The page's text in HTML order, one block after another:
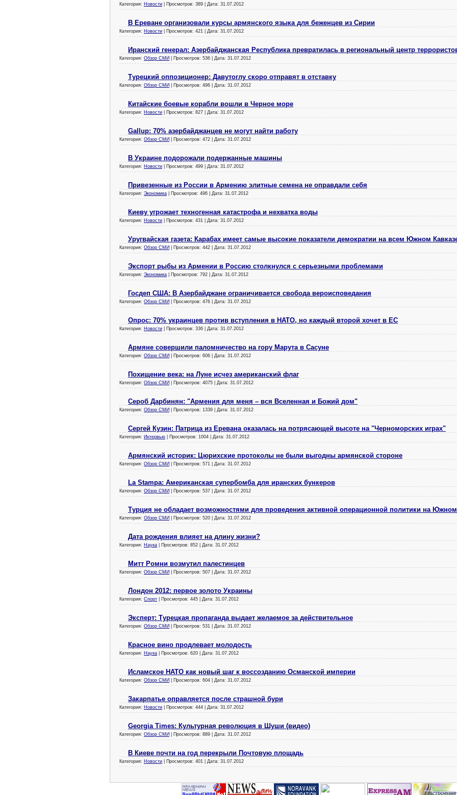
Категория: Новости | Просмотров: 389 | Дата: 31.07.2012
В Ереване организовали курсы армянского языка для беженцев из Сирии
Категория: Новости | Просмотров: 421 | Дата: 31.07.2012
Иранский генерал: Азербайджанская Республика превратилась в региональный центр
Категория: Обзор СМИ | Просмотров: 536 | Дата: 31.07.2012
Турецкий оппозиционер: Давутоглу скоро отправят в отставку
Категория: Обзор СМИ | Просмотров: 496 | Дата: 31.07.2012
Китайские боевые корабли вошли в Черное море
Категория: Новости | Просмотров: 827 | Дата: 31.07.2012
Gallup: 70% азербайджанцев не могут найти работу
Категория: Обзор СМИ | Просмотров: 472 | Дата: 31.07.2012
В Украине подорожали подержанные машины
Категория: Новости | Просмотров: 499 | Дата: 31.07.2012
Привезенные из России в Армению элитные семена не оправдали себя
Категория: Экономика | Просмотров: 496 | Дата: 31.07.2012
Киеву угрожает техногенная катастрофа и нехватка воды
Категория: Новости | Просмотров: 431 | Дата: 31.07.2012
Уругвайская газета: Карабах имеет самые высокие показатели демократии на всем Южном
Категория: Обзор СМИ | Просмотров: 442 | Дата: 31.07.2012
Экспорт рыбы из Армении в Россию столкнулся с серьезными проблемами
Категория: Экономика | Просмотров: 792 | Дата: 31.07.2012
Госдеп США: В Азербайджане ограничивается свобода вероисповедания
Категория: Обзор СМИ | Просмотров: 476 | Дата: 31.07.2012
Опрос: 70% украинцев против вступления в НАТО, но каждый второй хочет в ЕС
Категория: Новости | Просмотров: 336 | Дата: 31.07.2012
Армяне совершили паломничество на гору Марута в Сасуне
Категория: Обзор СМИ | Просмотров: 606 | Дата: 31.07.2012
Похищение века: на Луне исчез американский флаг
Категория: Обзор СМИ | Просмотров: 4075 | Дата: 31.07.2012
Сероб Дарбинян: "Армения для меня – вся Вселенная и Божий дом"
Категория: Обзор СМИ | Просмотров: 1339 | Дата: 31.07.2012
Сергей Кузин: Патрица из Еревана оказалась на потрясающей высоте на "Черноморских играх"
Категория: Интервью | Просмотров: 1004 | Дата: 31.07.2012
Армянский историк: Цюрихские протоколы не были выгодны армянской стороне
Категория: Обзор СМИ | Просмотров: 571 | Дата: 31.07.2012
La Stampa: Американская супербомба для иранских бункеров
Категория: Обзор СМИ | Просмотров: 537 | Дата: 31.07.2012
Турция не обладает возможностями для проведения активной операционной политики на Южном
Категория: Обзор СМИ | Просмотров: 520 | Дата: 31.07.2012
Дата рождения влияет на длину жизни?
Категория: Наука | Просмотров: 852 | Дата: 31.07.2012
Митт Ромни возмутил палестинцев
Категория: Обзор СМИ | Просмотров: 507 | Дата: 31.07.2012
Лондон 2012: первое золото Украины
Категория: Спорт | Просмотров: 445 | Дата: 31.07.2012
Эксперт: Турецкая пропаганда выдает желаемое за действительное
Категория: Обзор СМИ | Просмотров: 531 | Дата: 31.07.2012
Красное вино продлевает молодость
Категория: Наука | Просмотров: 620 | Дата: 31.07.2012
Исламское НАТО как новый шаг к воссозданию Османской империи
Категория: Обзор СМИ | Просмотров: 604 | Дата: 31.07.2012
Закарпатье оправляется после страшной бури
Категория: Новости | Просмотров: 444 | Дата: 31.07.2012
Georgia Times: Культурная революция в Шуши (видео)
Категория: Обзор СМИ | Просмотров: 889 | Дата: 31.07.2012
В Киеве почти на год перекрыли Почтовую площадь
Категория: Новости | Просмотров: 401 | Дата: 31.07.2012